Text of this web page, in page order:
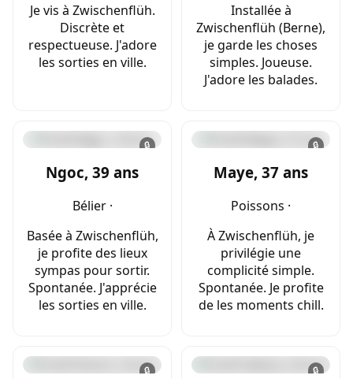
Je vis à Zwischenflüh.
Discrète et
respectueuse. J'adore
les sorties en ville.
Installée à
Zwischenflüh (Berne),
je garde les choses
simples. Joueuse.
J'adore les balades.
🔒
Ngoc, 39 ans
Bélier ·
Basée à Zwischenflüh,
je profite des lieux
sympas pour sortir.
Spontanée. J'apprécie
les sorties en ville.
🔒
Maye, 37 ans
Poissons ·
À Zwischenflüh, je
privilégie une
complicité simple.
Spontanée. Je profite
de les moments chill.
🔒 🔒